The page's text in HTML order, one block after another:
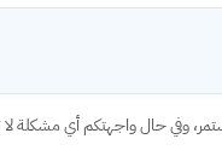
وفي حال واجهتكم أي مشكلة لا